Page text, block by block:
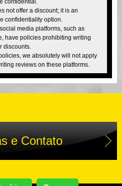
not offer a discount; it is an
confidentiality option.
media platforms, such as
have policies prohibiting writing
discounts.
we absolutely will not apply
reviews on these platforms.
e Contato